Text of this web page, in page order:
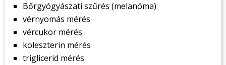
Bőrgyógyászati szűrés (melanóma)
vérnyomás mérés
vércukor mérés
koleszterin mérés
triglicerid mérés